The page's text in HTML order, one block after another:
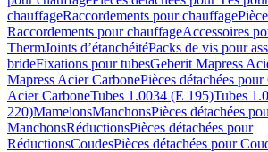
chauffageRaccordements pour chauffage
Raccordements pour chauffageAccessoires
ThermJoints d’étanchéitéPacks de vis pour
brideFixations pour tubesGeberit Mapress
Mapress Acier CarbonePièces détachées
Acier CarboneTubes 1.0034 (E 195)Tubes
220)MamelonsManchonsPièces détachées
ManchonsRéductionsPièces détachées pour
RéductionsCoudesPièces détachées pour